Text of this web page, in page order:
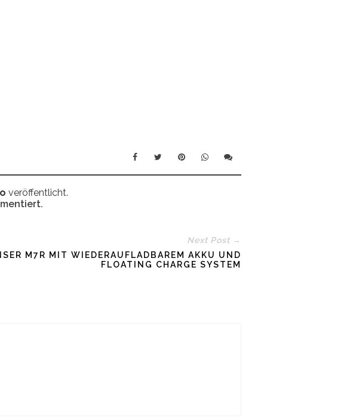
veröffentlicht.
Next Post →
M7R MIT WIEDERAUFLADBAREM AKKU UND
FLOATING CHARGE SYSTEM